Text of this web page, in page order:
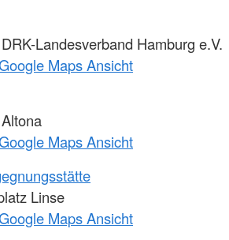
Landesverband Hamburg e.V.
Maps Ansicht
Maps Ansicht
Linse
Maps Ansicht